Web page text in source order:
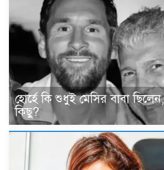
হোর্হে কি শুধুই মেসির বাবা
কিছু?